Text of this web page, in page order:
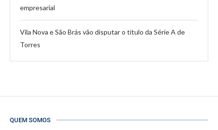
empresarial
Vila Nova e São Brás vão disputar o título da Série A de
Torres
QUEM SOMOS